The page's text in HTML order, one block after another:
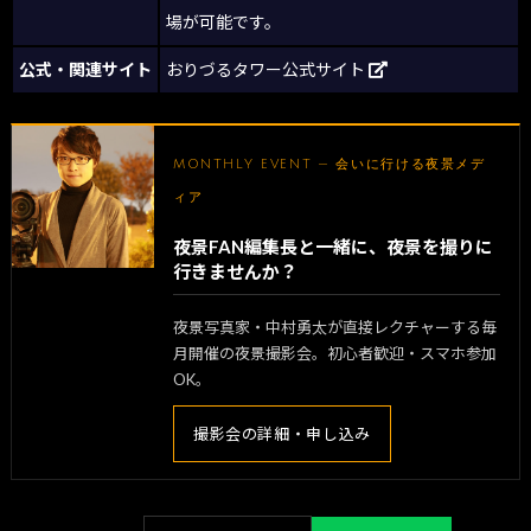
場が可能です。
公式・関連サイト おりづるタワー公式サイト
MONTHLY EVENT — 会いに行ける夜景メデ
ィア
夜景FAN編集長と一緒に、夜景を撮りに
行きませんか？
夜景写真家・中村勇太が直接レクチャーする毎
月開催の夜景撮影会。初心者歓迎・スマホ参加
OK。
撮影会の詳細・申し込み